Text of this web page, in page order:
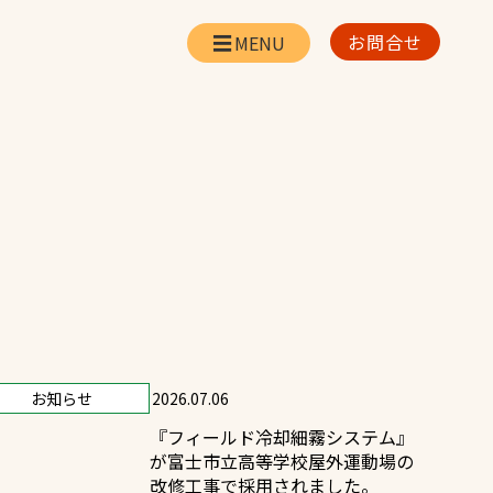
お取引先の皆様へ
お問合せ
お知らせ 2026.07.06
『フィールド冷却細霧システム』
が富士市立高等学校屋外運動場の
改修工事で採用されました。